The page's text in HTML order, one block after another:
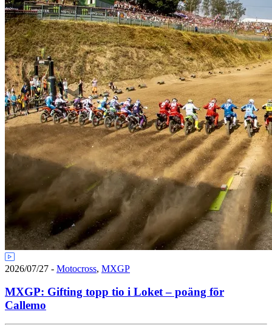
2026/07/27 - Motocross, MXGP
MXGP: Gifting topp tio i Loket – poäng för
Callemo